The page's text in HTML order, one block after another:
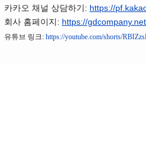
카카오 채널 상담하기 : https://
회사 홈페이지 : https://
유튜브 링크: https://youtube.com/shorts/